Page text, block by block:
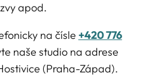
apod.
na čísle +420 776
naše studio na adrese
(Praha-Západ).